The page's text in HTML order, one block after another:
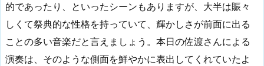
的であったり、といったシーンもありますが、大半は賑々
しくて祭典的な性格を持っていて、輝かしさが前面に出る
ことの多い音楽だと言えましょう。本日の佐渡さんによる
演奏は、そのような側面を鮮やかに表出してくれていたよ